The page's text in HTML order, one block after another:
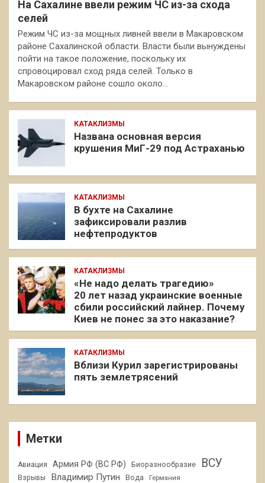
На Сахалине ввели режим ЧС из-за схода
селей
Режим ЧС из-за мощных ливней ввели в Макаровском
районе Сахалинской области. Власти были вынуждены
пойти на такое положение, поскольку их
спровоцировал сход ряда селей. Только в
Макаровском районе сошло около…
КАТАКЛИЗМЫ
Названа основная версия
крушения МиГ-29 под Астраханью
КАТАКЛИЗМЫ
В бухте на Сахалине
зафиксировали разлив
нефтепродуктов
КАТАКЛИЗМЫ
«Не надо делать трагедию»
20 лет назад украинские военные
сбили российский лайнер. Почему
Киев не понес за это наказание?
КАТАКЛИЗМЫ
Вблизи Курил зарегистрированы
пять землетрясений
Метки
Авиация Армия РФ (ВС РФ) Биоразнообразие ВСУ
Взрывы Владимир Путин Вода Германия